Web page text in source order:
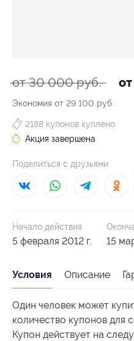
от 30 000 руб.
Экономия от 29 100 руб.
2188 купонов куплено
Акция завершена
Поделиться с друзьями
Начало действия
5 февраля 2012 г. 15
Условия Описание
Один человек может
количество купонов для
Купон действует на